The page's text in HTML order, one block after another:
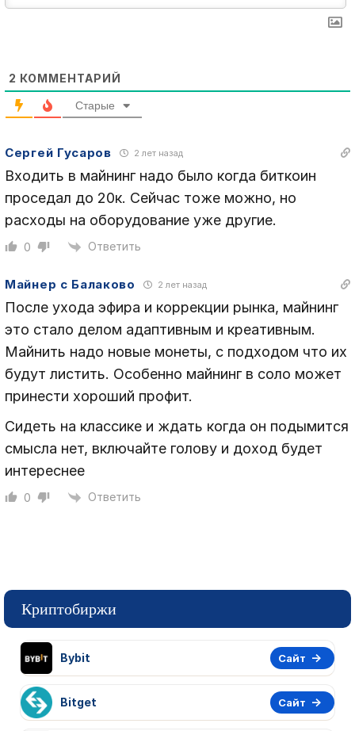
2 КОММЕНТАРИЙ
Старые
Сергей Гусаров 2 лет назад
Входить в майнинг надо было когда биткоин
проседал до 20к. Сейчас тоже можно, но
расходы на оборудование уже другие.
0 Ответить
Майнер с Балаково 2 лет назад
После ухода эфира и коррекции рынка, майнинг
это стало делом адаптивным и креативным.
Майнить надо новые монеты, с подходом что их
будут листить. Особенно майнинг в соло может
принести хороший профит.
Сидеть на классике и ждать когда он подымится
смысла нет, включайте голову и доход будет
интереснее
0 Ответить
Криптобиржи
Bybit Сайт
Bitget Сайт